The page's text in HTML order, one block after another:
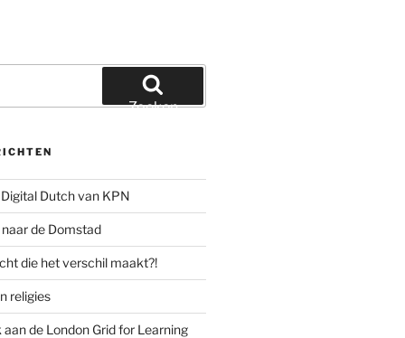
Zoeken
Dutch van KPN
de Domstad
die het verschil maakt?!
religies
de London Grid for Learning